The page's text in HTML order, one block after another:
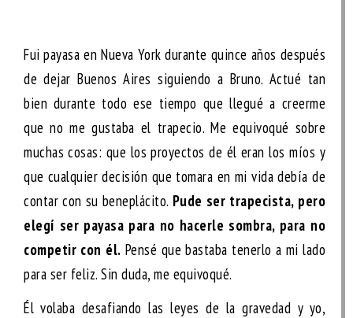
Fui payasa en Nueva York durante quince años después
de dejar Buenos Aires siguiendo a Bruno. Actué tan
bien durante todo ese tiempo que llegué a creerme
que no me gustaba el trapecio. Me equivoqué sobre
muchas cosas: que los proyectos de él eran los míos y
que cualquier decisión que tomara en mi vida debía de
contar con su beneplácito. Pude ser trapecista, pero
elegí ser payasa para no hacerle sombra, para no
competir con él. Pensé que bastaba tenerlo a mi lado
para ser feliz. Sin duda, me equivoqué.
Él volaba desafiando las leyes de la gravedad y yo,